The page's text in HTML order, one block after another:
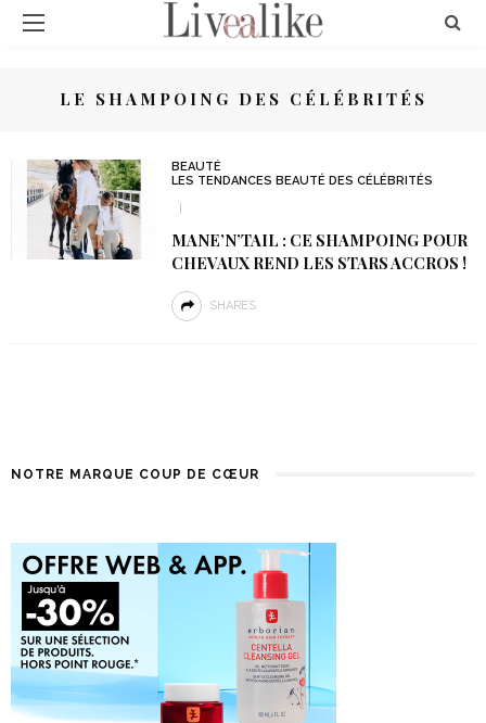
LE SHAMPOING DES CÉLÉBRITÉS
BEAUTÉ
LES TENDANCES BEAUTÉ DES CÉLÉBRITÉS
MANE’N’TAIL : CE SHAMPOING POUR
CHEVAUX REND LES STARS ACCROS !
SHARES
NOTRE MARQUE COUP DE CŒUR